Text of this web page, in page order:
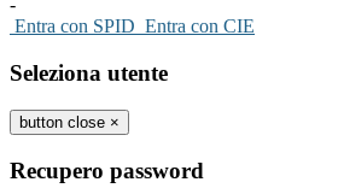
-
Entra con SPID Entra con CIE
Seleziona utente
button close ×
Recupero password